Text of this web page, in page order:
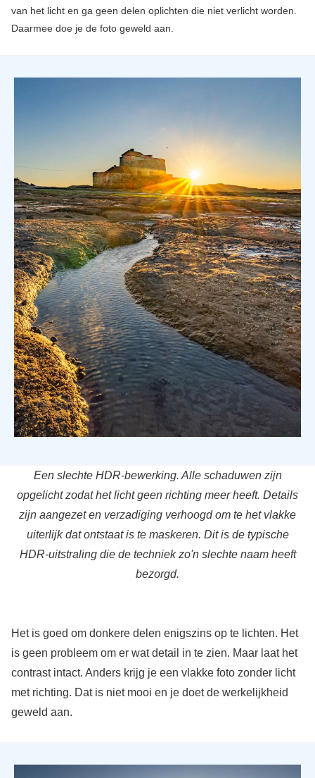
van het licht en ga geen delen oplichten die niet verlicht worden.
Daarmee doe je de foto geweld aan.
Een slechte HDR-bewerking. Alle schaduwen zijn
opgelicht zodat het licht geen richting meer heeft. Details
zijn aangezet en verzadiging verhoogd om te het vlakke
uiterlijk dat ontstaat is te maskeren. Dit is de typische
HDR-uitstraling die de techniek zo'n slechte naam heeft
bezorgd.
Het is goed om donkere delen enigszins op te lichten. Het
is geen probleem om er wat detail in te zien. Maar laat het
contrast intact. Anders krijg je een vlakke foto zonder licht
met richting. Dat is niet mooi en je doet de werkelijkheid
geweld aan.